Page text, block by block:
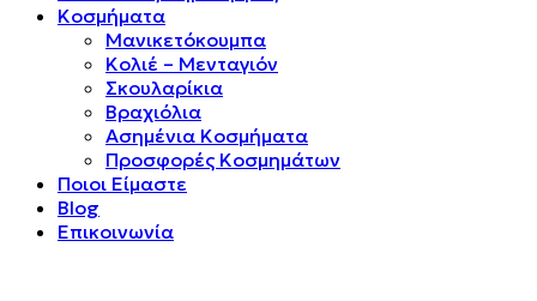
Κοσμήματα
Μανικετόκουμπα
Κολιέ – Μενταγιόν
Σκουλαρίκια
Βραχιόλια
Ασημένια Κοσμήματα
Προσφορές Κοσμημάτων
Ποιοι Είμαστε
Blog
Επικοινωνία